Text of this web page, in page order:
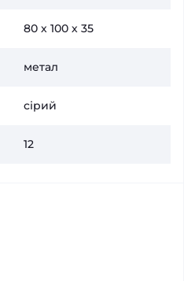
80 х 100 х 35
метал
сірий
12